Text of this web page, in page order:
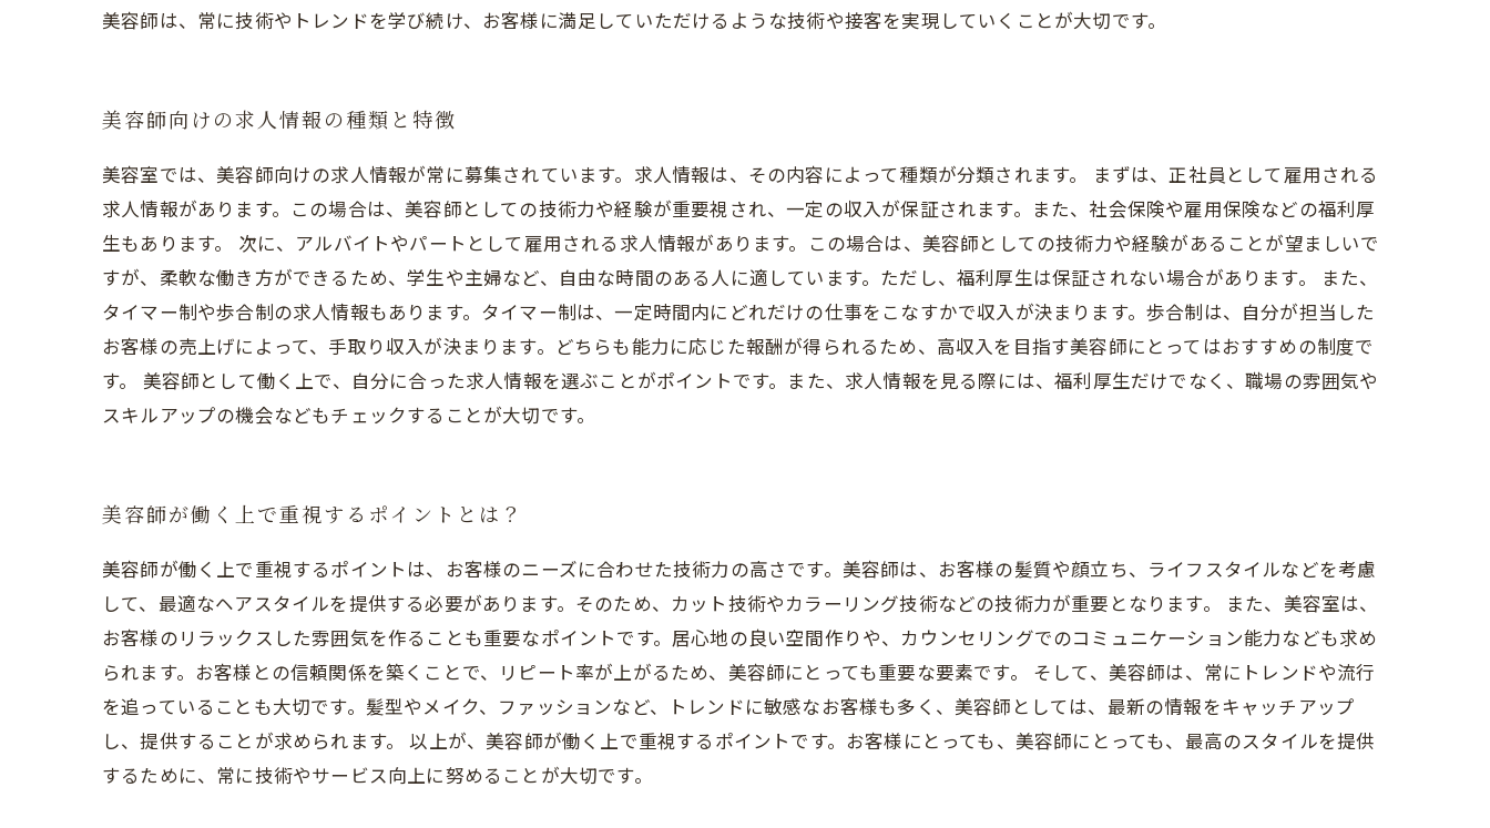
美容師は、常に技術やトレンドを学び続け、お客様に満足していただけるような技術や接客を実現していくことが大切です。
美容師向けの求人情報の種類と特徴
美容室では、美容師向けの求人情報が常に募集されています。求人情報は、その内容によって種類が分類されます。 まずは、正社員として雇用される
求人情報があります。この場合は、美容師としての技術力や経験が重要視され、一定の収入が保証されます。また、社会保険や雇用保険などの福利厚
生もあります。 次に、アルバイトやパートとして雇用される求人情報があります。この場合は、美容師としての技術力や経験があることが望ましいで
すが、柔軟な働き方ができるため、学生や主婦など、自由な時間のある人に適しています。ただし、福利厚生は保証されない場合があります。 また、
タイマー制や歩合制の求人情報もあります。タイマー制は、一定時間内にどれだけの仕事をこなすかで収入が決まります。歩合制は、自分が担当した
お客様の売上げによって、手取り収入が決まります。どちらも能力に応じた報酬が得られるため、高収入を目指す美容師にとってはおすすめの制度で
す。 美容師として働く上で、自分に合った求人情報を選ぶことがポイントです。また、求人情報を見る際には、福利厚生だけでなく、職場の雰囲気や
スキルアップの機会などもチェックすることが大切です。
美容師が働く上で重視するポイントとは？
美容師が働く上で重視するポイントは、お客様のニーズに合わせた技術力の高さです。美容師は、お客様の髪質や顔立ち、ライフスタイルなどを考慮
して、最適なヘアスタイルを提供する必要があります。そのため、カット技術やカラーリング技術などの技術力が重要となります。 また、美容室は、
お客様のリラックスした雰囲気を作ることも重要なポイントです。居心地の良い空間作りや、カウンセリングでのコミュニケーション能力なども求め
られます。お客様との信頼関係を築くことで、リピート率が上がるため、美容師にとっても重要な要素です。 そして、美容師は、常にトレンドや流行
を追っていることも大切です。髪型やメイク、ファッションなど、トレンドに敏感なお客様も多く、美容師としては、最新の情報をキャッチアップ
し、提供することが求められます。 以上が、美容師が働く上で重視するポイントです。お客様にとっても、美容師にとっても、最高のスタイルを提供
するために、常に技術やサービス向上に努めることが大切です。